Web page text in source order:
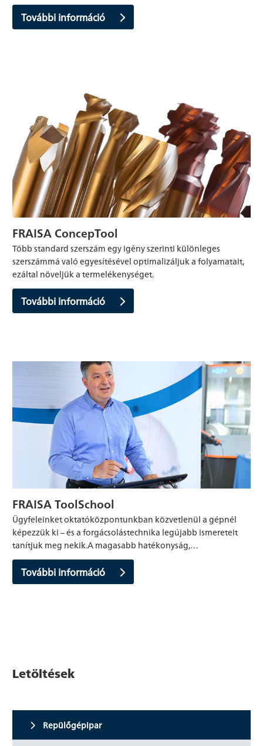
További információ
FRAISA ConcepTool
Több standard szerszám egy igény szerinti különleges
szerszámmá való egyesítésével optimalizáljuk a folyamatait,
ezáltal növeljük a termelékenységet.
További információ
FRAISA ToolSchool
Ügyfeleinket oktatóközpontunkban közvetlenül a gépnél
képezzük ki – és a forgácsolástechnika legújabb ismereteit
tanítjuk meg nekik.A magasabb hatékonyság,…
További információ
Letöltések
Repülőgépipar